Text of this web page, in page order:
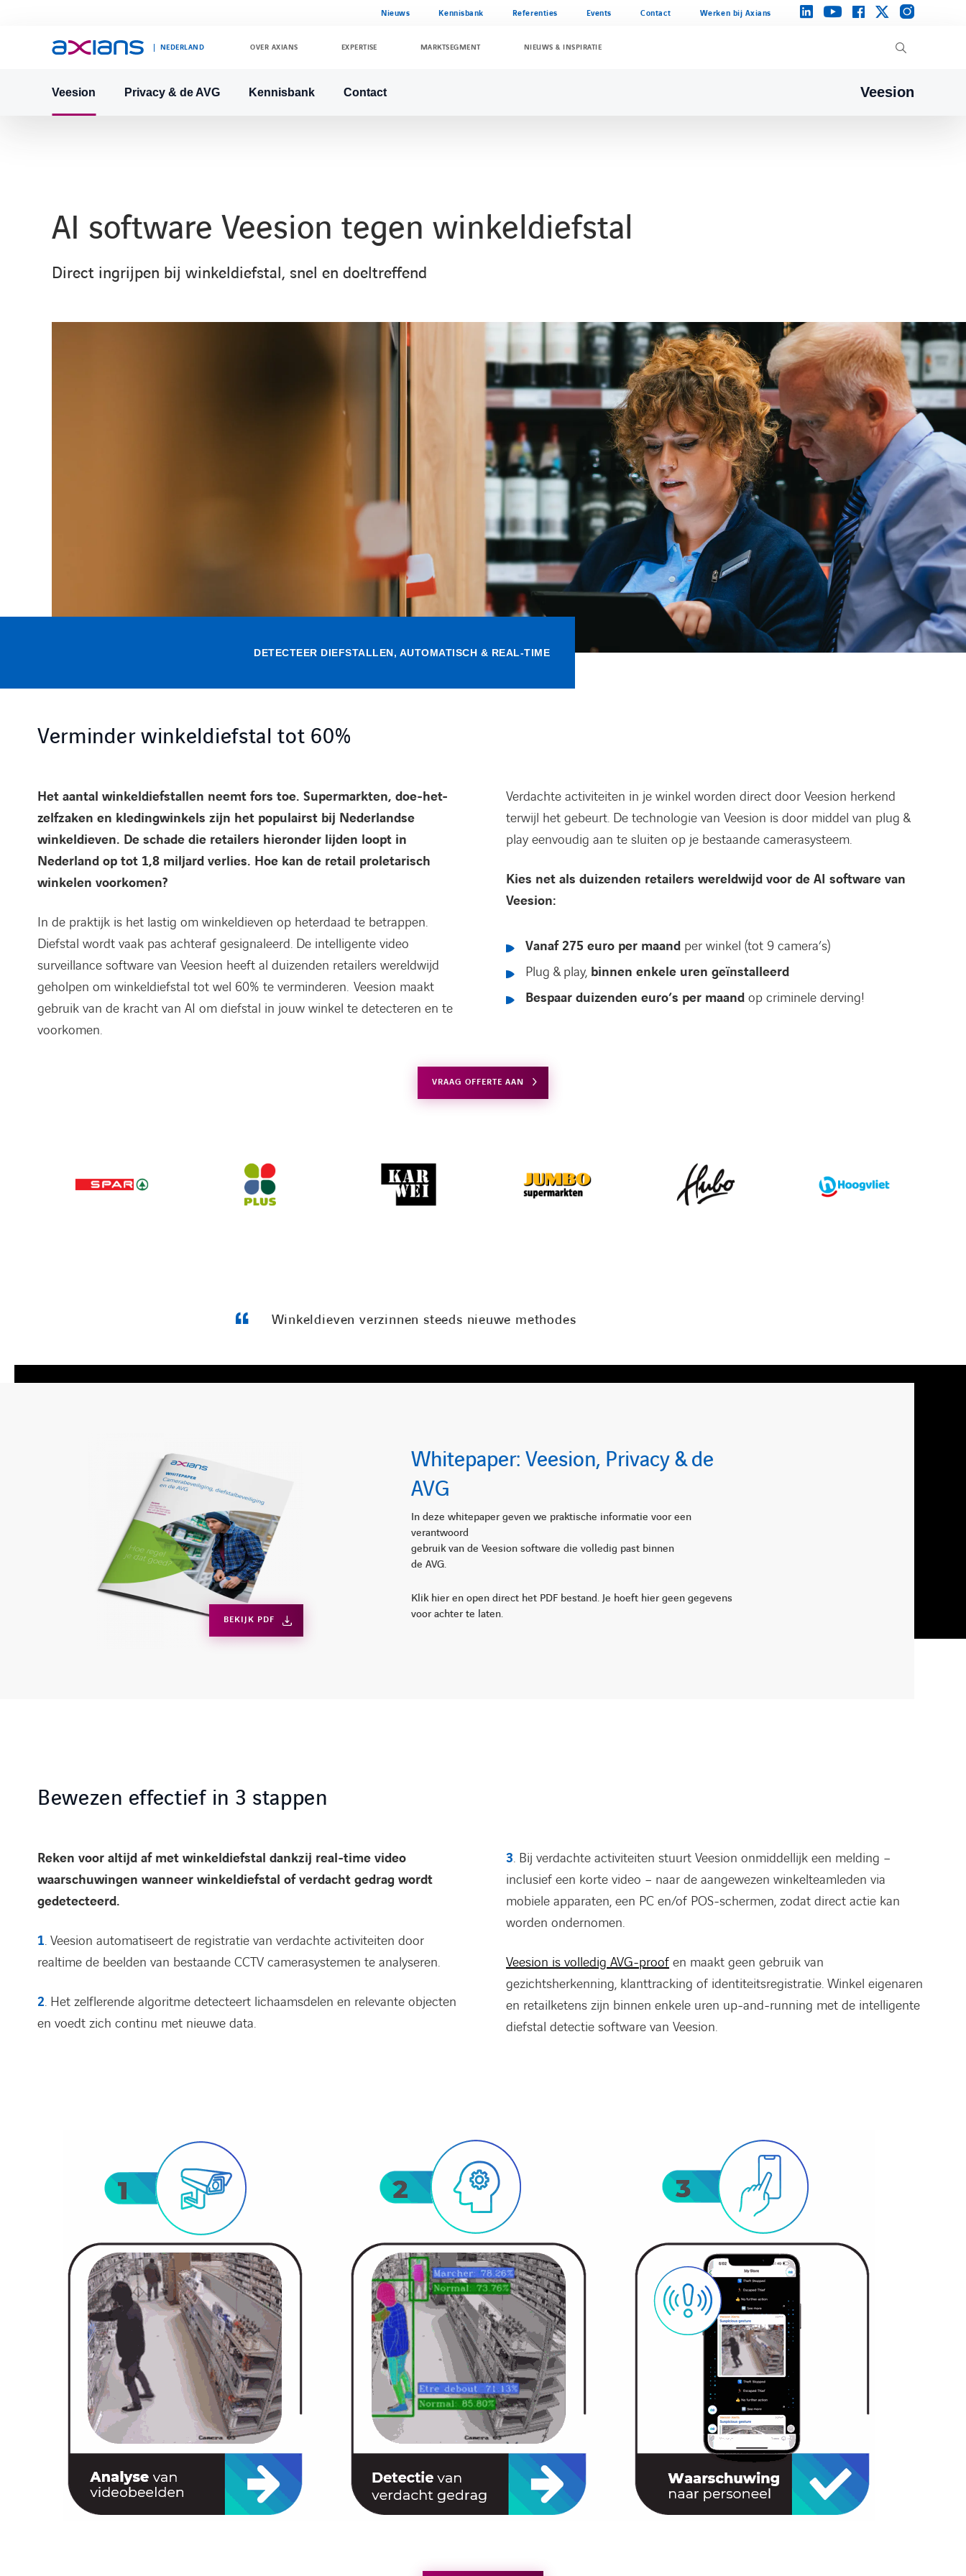
Nieuws Kennisbank Referenties Events Contact Werken bij Axians linkedinyoutubefacebooktwitterinstagram
NEDERLAND OVER AXIANS EXPERTISE MARKTSEGMENT NIEUWS & INSPIRATIE
Search
Veesion Privacy & de AVG Kennisbank Contact Veesion
AI software Veesion tegen winkeldiefstal
Direct ingrijpen bij winkeldiefstal, snel en doeltreffend
DETECTEER DIEFSTALLEN, AUTOMATISCH & REAL-TIME
Verminder winkeldiefstal tot 60%
Het aantal winkeldiefstallen neemt fors toe. Supermarkten, doe-het-
zelfzaken en kledingwinkels zijn het populairst bij Nederlandse
winkeldieven. De schade die retailers hieronder lijden loopt in
Nederland op tot 1,8 miljard verlies. Hoe kan de retail proletarisch
winkelen voorkomen?
In de praktijk is het lastig om winkeldieven op heterdaad te betrappen.
Diefstal wordt vaak pas achteraf gesignaleerd. De intelligente video
surveillance software van Veesion heeft al duizenden retailers wereldwijd
geholpen om winkeldiefstal tot wel 60% te verminderen. Veesion maakt
gebruik van de kracht van AI om diefstal in jouw winkel te detecteren en te
voorkomen.
Verdachte activiteiten in je winkel worden direct door Veesion herkend
terwijl het gebeurt. De technologie van Veesion is door middel van plug &
play eenvoudig aan te sluiten op je bestaande camerasysteem.
Kies net als duizenden retailers wereldwijd voor de AI software van
Veesion:
Vanaf 275 euro per maand per winkel (tot 9 camera’s)
Plug & play, binnen enkele uren geïnstalleerd
Bespaar duizenden euro’s per maand op criminele derving!
VRAAG OFFERTE AAN
Winkeldieven verzinnen steeds nieuwe methodes
Whitepaper: Veesion, Privacy & de
AVG
In deze whitepaper geven we praktische informatie voor een
verantwoord
gebruik van de Veesion software die volledig past binnen
de AVG.
Klik hier en open direct het PDF bestand. Je hoeft hier geen gegevens
voor achter te laten.
BEKIJK PDF
Bewezen effectief in 3 stappen
Reken voor altijd af met winkeldiefstal dankzij real-time video
waarschuwingen wanneer winkeldiefstal of verdacht gedrag wordt
gedetecteerd.
1. Veesion automatiseert de registratie van verdachte activiteiten door
realtime de beelden van bestaande CCTV camerasystemen te analyseren.
2. Het zelflerende algoritme detecteert lichaamsdelen en relevante objecten
en voedt zich continu met nieuwe data.
3. Bij verdachte activiteiten stuurt Veesion onmiddellijk een melding –
inclusief een korte video – naar de aangewezen winkelteamleden via
mobiele apparaten, een PC en/of POS-schermen, zodat direct actie kan
worden ondernomen.
Veesion is volledig AVG-proof en maakt geen gebruik van
gezichtsherkenning, klanttracking of identiteitsregistratie. Winkel eigenaren
en retailketens zijn binnen enkele uren up-and-running met de intelligente
diefstal detectie software van Veesion.